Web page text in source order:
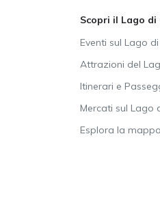
Scopri il Lago di
Eventi sul Lago
Attrazioni del
Itinerari e
Mercati sul Lago
Esplora la mappa